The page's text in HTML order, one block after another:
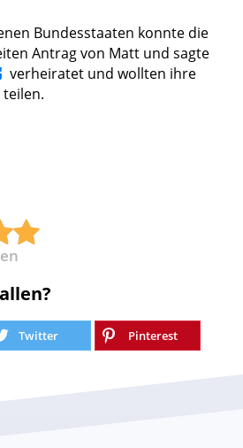
Bundesstaaten konnte die
Antrag von Matt und sagte
verheiratet und wollten ihre
Twitter Pinterest
verdienen als Tagger für Netflix